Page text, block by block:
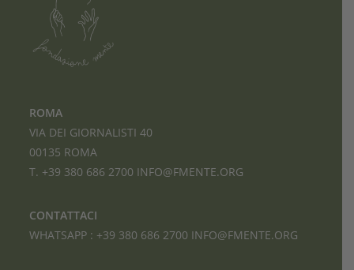
ROMA
VIA DEI GIORNALISTI 40
00135 ROMA
T. +39 380 686 2700 INFO@FMENTE.ORG
CONTATTACI
WHATSAPP : +39 380 686 2700 INFO@FMENTE.ORG